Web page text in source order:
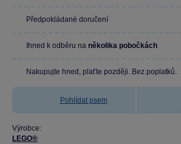
Předpokládané doručení
Ihned k odběru na několika pobočkách
Nakupujte hned, plaťte později. Bez poplatků.
Pohlídat psem
Výrobce:
LEGO®